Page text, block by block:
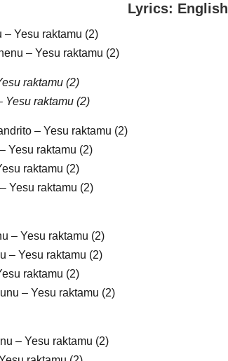
Lyrics: English
Yesu raktamu (2)
– Yesu raktamu (2)
raktamu (2)
Yesu raktamu (2)
– Yesu raktamu (2)
Yesu raktamu (2)
raktamu (2)
Yesu raktamu (2)
– Yesu raktamu (2)
– Yesu raktamu (2)
raktamu (2)
– Yesu raktamu (2)
– Yesu raktamu (2)